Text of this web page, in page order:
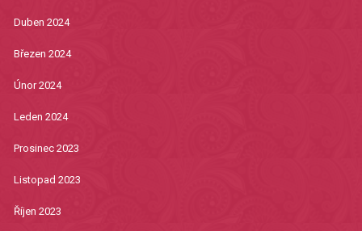
Duben 2024
Březen 2024
Únor 2024
Leden 2024
Prosinec 2023
Listopad 2023
Říjen 2023